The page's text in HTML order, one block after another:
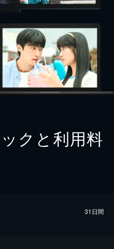
クと利用料
31日間